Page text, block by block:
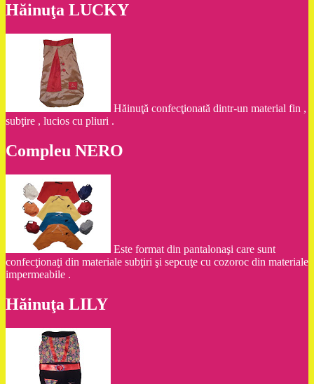
Hăinuţa LUCKY
Hăinuţă confecţionată dintr-un material fin ,
subţire , lucios cu pliuri .
Compleu NERO
Este format din pantalonaşi care sunt
confecţionaţi din materiale subţiri şi sepcuţe cu cozoroc din materiale
impermeabile .
Hăinuţa LILY